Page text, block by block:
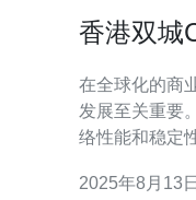
香港双城
在全球化的商
发展至关重要
络性能和稳定
在跨境业务中
2025年8月13日